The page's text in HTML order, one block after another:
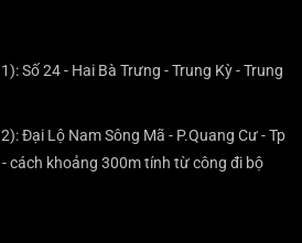
Số 24 - Hai Bà Trưng - Trung Kỳ - Trung
Đại Lộ Nam Sông Mã - P.Quang Cư - Tp
- cách khoảng 300m tính từ công đi bộ